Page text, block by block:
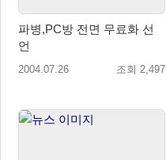
파병,PC방 전면 무료화 선
언
2004.07.26 조회 2,497